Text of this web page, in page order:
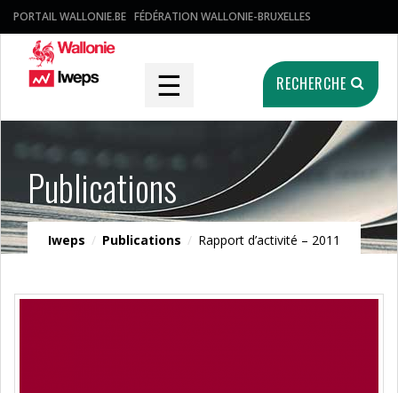
PORTAIL WALLONIE.BE FÉDÉRATION WALLONIE-BRUXELLES
☰ RECHERCHE
Publications
Iweps / Publications / Rapport d’activité – 2011